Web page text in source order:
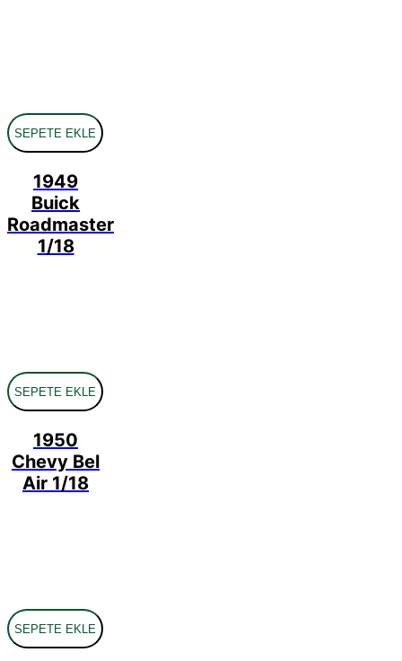
SEPETE EKLE
1949
Buick
Roadmaster
1/18
SEPETE EKLE
1950
Chevy Bel
Air 1/18
SEPETE EKLE